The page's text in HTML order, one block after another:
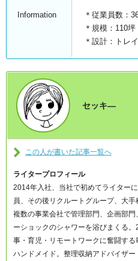
Information
＊従業員数：
＊規模：110坪
＊設計：トレ
セッキ―
この人が書いた記事一覧へ
ライタープロフィール
2014年入社、当社で初めてライター
員、その後リクルートグループ、大
複数の事業会社で管理部門、企画部
ーショックのシャワーを浴びまくる
事・育児・リモートワークに奮闘す
ハンドメイド。整理収納アドバイザ